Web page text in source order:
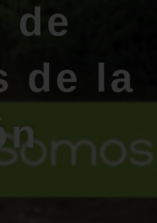
de
de la